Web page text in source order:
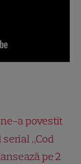
ne-a povestit
„Cod
pe 2